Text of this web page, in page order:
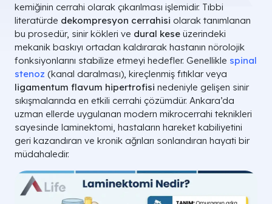
kemiğinin cerrahi olarak çıkarılması işlemidir. Tıbbi
literatürde dekompresyon cerrahisi olarak tanımlanan
bu prosedür, sinir kökleri ve dural kese üzerindeki
mekanik baskıyı ortadan kaldırarak hastanın nörolojik
fonksiyonlarını stabilize etmeyi hedefler. Genellikle spinal
stenoz (kanal daralması), kireçlenmiş fıtıklar veya
ligamentum flavum hipertrofisi nedeniyle gelişen sinir
sıkışmalarında en etkili cerrahi çözümdür. Ankara’da
uzman ellerde uygulanan modern mikrocerrahi teknikleri
sayesinde laminektomi, hastaların hareket kabiliyetini
geri kazandıran ve kronik ağrıları sonlandıran hayati bir
müdahaledir.